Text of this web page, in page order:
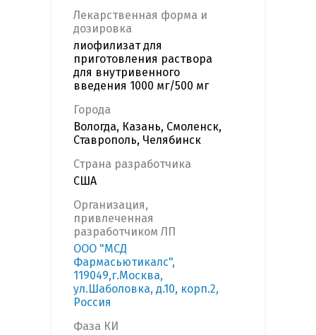
Лекарственная форма и
дозировка
лиофилизат для
приготовления раствора
для внутривенного
введения 1000 мг/500 мг
Города
Вологда, Казань, Смоленск,
Ставрополь, Челябинск
Страна разработчика
США
Организация,
привлеченная
разработчиком ЛП
ООО "МСД
Фармасьютикалс",
119049,г.Москва,
ул.Шаболовка, д.10, корп.2,
Россия
Фаза КИ